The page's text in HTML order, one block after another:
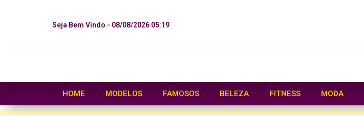
Seja Bem Vindo - 08/08/2026 05:19
HOME MODELOS FAMOSOS BELEZA FITNESS MODA